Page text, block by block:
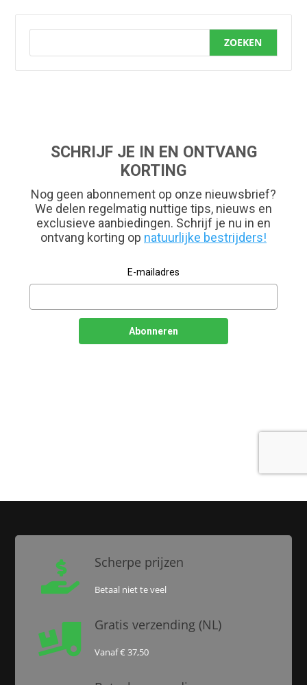
ZOEKEN
 Scherpe prijzen
Betaal niet te veel
 Gratis verzending (NL)
Vanaf € 37,50